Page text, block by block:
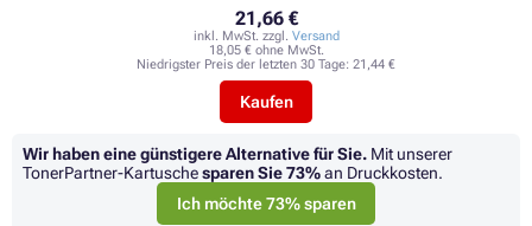
21,66 €
inkl. MwSt. zzgl. Versand
18,05 € ohne MwSt.
Niedrigster Preis der letzten 30 Tage: 21,44 €
Kaufen
Wir haben eine günstigere Alternative für Sie. Mit unserer
TonerPartner-Kartuschesparen Sie73%an Druckkosten.
Ich möchte 73% sparen